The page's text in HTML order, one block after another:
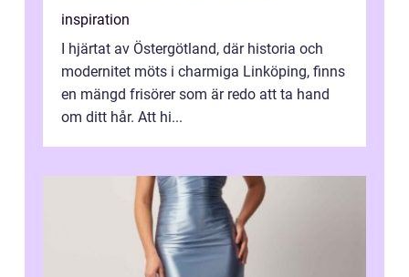
inspiration
I hjärtat av Östergötland, där historia och
modernitet möts i charmiga Linköping, finns
en mängd frisörer som är redo att ta hand
om ditt hår. Att hi...